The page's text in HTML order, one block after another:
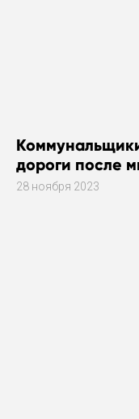
дороги после
28 ноября 2023